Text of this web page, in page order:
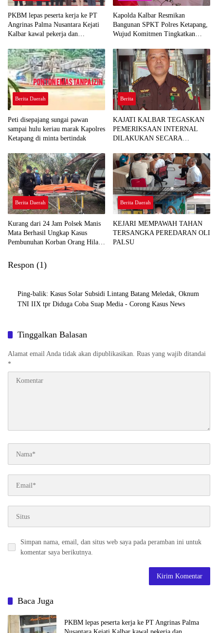
PKBM lepas peserta kerja ke PT
Angrinas Palma Nusantara Kejati
Kalbar kawal pekerja dan
Kapolda Kalbar Resmikan
Bangunan SPKT Polres Ketapang,
Wujud Komitmen Tingkatkan
Berita Daerah
Peti disepajang sungai pawan
sampai hulu keriau marak Kapolres
Ketapang di minta bertindak
Berita
KAJATI KALBAR TEGASKAN
PEMERIKSAAN INTERNAL
DILAKUKAN SECARA
INFORMASI YANG BEREDAR
TERKAIT DUGAAN
KETERLIBATAN PEGAWAI
KEJARI SEKADAU
Berita Daerah
Kurang dari 24 Jam Polsek Manis
Mata Berhasil Ungkap Kasus
Pembunuhan Korban Orang Hilang
Berita Daerah
KEJARI MEMPAWAH TAHAN
TERSANGKA PEREDARAN OLI
PALSU
Respon (1)
Ping-balik: Kasus Solar Subsidi Lintang Batang Meledak, Oknum
TNI IIX tpr Diduga Coba Suap Media - Corong Kasus News
Tinggalkan Balasan
Alamat email Anda tidak akan dipublikasikan. Ruas yang wajib ditandai
*
Simpan nama, email, dan situs web saya pada peramban ini untuk
komentar saya berikutnya.
Baca Juga
PKBM lepas peserta kerja ke PT Angrinas Palma